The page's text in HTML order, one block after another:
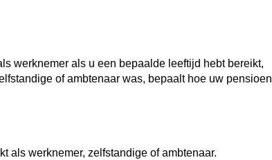
werknemer als u een bepaalde leeftijd hebt bereikt,
of ambtenaar was, bepaalt hoe uw pensioen
als werknemer, zelfstandige of ambtenaar.